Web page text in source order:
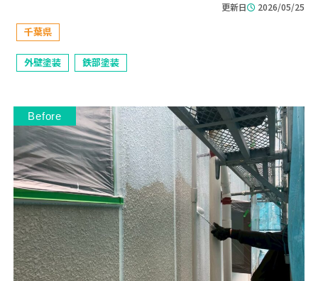
更新日 2026/05/25
千葉県
外壁塗装 鉄部塗装